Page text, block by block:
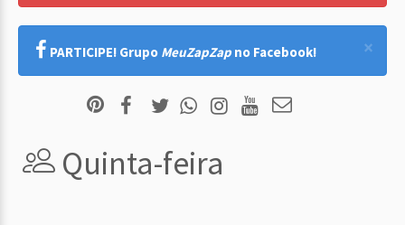
×
PARTICIPE! Grupo MeuZapZap no Facebook!
Quinta-feira